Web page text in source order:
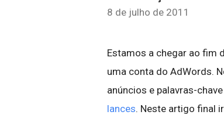
8 de julho de 2011
Estamos a chegar ao fim
uma conta do AdWords.
anúncios e palavras-
lances. Neste artigo final